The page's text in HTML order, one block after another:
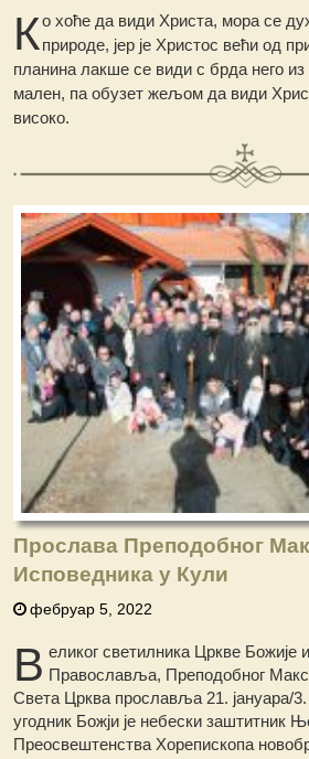
Ко хоће да види Христа, мора се
природе, јер је Христос већи од
планина лакше се види с брда него из
мален, па обузет жељом да види
високо.
Прослава Преподобног
Исповедника у Кули
фебруар 5, 2022
В еликог светилника Цркве Божије
Православља, Преподобног
Света Црква прославља 21. јануара/
угодник Божји је небески заштитник
Преосвештенства Хорепископа